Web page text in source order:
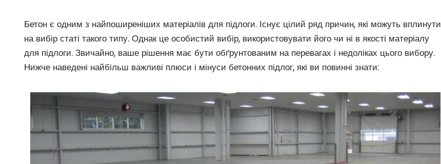
Бетон є одним з найпоширеніших матеріалів для підлоги. Існує цілий ряд причин, які можуть вплинути
на вибір статі такого типу. Однак це особистий вибір, використовувати його чи ні в якості матеріалу
для підлоги. Звичайно, ваше рішення має бути обґрунтованим на перевагах і недоліках цього вибору.
Нижче наведені найбільш важливі плюси і мінуси бетонних підлог, які ви повинні знати: